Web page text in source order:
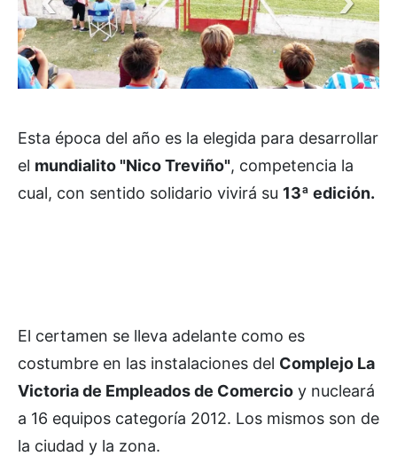
Esta época del año es la elegida para desarrollar
el mundialito "Nico Treviño", competencia la
cual, con sentido solidario vivirá su 13ª edición.
El certamen se lleva adelante como es
costumbre en las instalaciones del Complejo La
Victoria de Empleados de Comercio y nucleará
a 16 equipos categoría 2012. Los mismos son de
la ciudad y la zona.